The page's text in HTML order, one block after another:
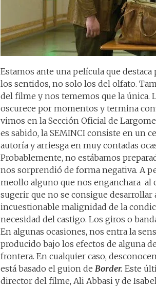
Estamos ante una película que
los sentidos, no solo los del olfato.
del filme y nos tememos que la única.
oscurece por momentos y termina
vimos en la Sección Oficial de
es sabido, la SEMINCI consiste en un
autoría y arriesga en muy contadas
Probablemente, no estábamos
nos sorprendió de forma negativa. A
meollo alguno que nos enganchara al
sugerir que no se consigue
incuestionable malignidad de la
necesidad del castigo. Los giros o
En algunas ocasiones, nos entra la
producido bajo los efectos de alguna
frontera. En cualquier caso,
está basado el guion de Border. Este
director del filme, Ali Abbasi y de